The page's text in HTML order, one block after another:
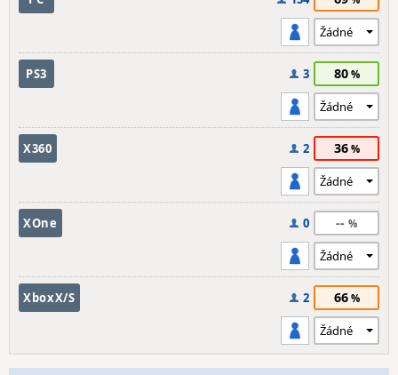
PS3 3 80
X360 2 36
XOne 0 --
XboxX/S 2 66